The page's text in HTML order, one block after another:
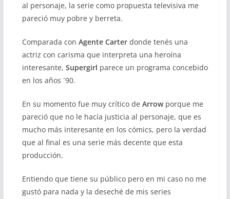
al personaje, la serie como propuesta televisiva me
pareció muy pobre y berreta.
Comparada con Agente Carterdonde tenés una
actriz con carisma que interpreta una heroína
interesante, Supergirl parece un programa concebido
en los años ´90.
En su momento fue muy crítico de Arrowporque me
pareció que no le hacía justicia al personaje, que es
mucho más interesante en los cómics, pero la verdad
que al final es una serie más decente que esta
producción.
Entiendo que tiene su público pero en mi caso no me
gustó para nada y la deseché de mis series